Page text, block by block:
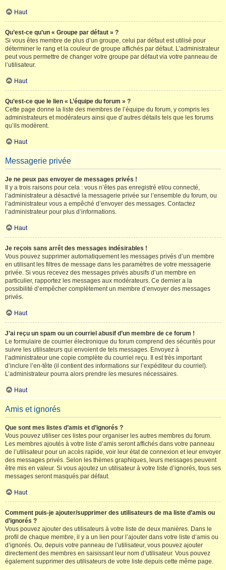
Haut
Qu’est-ce qu’un « Groupe par défaut » ?
Si vous êtes membre de plus d’un groupe, celui par défaut est utilisé pour
déterminer le rang et la couleur de groupe affichés par défaut. L’administrateur
peut vous permettre de changer votre groupe par défaut via votre panneau de
l’utilisateur.
Haut
Qu’est-ce que le lien « L’équipe du forum » ?
Cette page donne la liste des membres de l’équipe du forum, y compris les
administrateurs et modérateurs ainsi que d’autres détails tels que les forums
qu’ils modèrent.
Haut
Messagerie privée
Je ne peux pas envoyer de messages privés !
Il y a trois raisons pour cela : vous n’êtes pas enregistré et/ou connecté,
l’administrateur a désactivé la messagerie privée sur l’ensemble du forum, ou
l’administrateur vous a empêché d’envoyer des messages. Contactez
l’administrateur pour plus d’informations.
Haut
Je reçois sans arrêt des messages indésirables !
Vous pouvez supprimer automatiquement les messages privés d’un membre
en utilisant les filtres de message dans les paramètres de votre messagerie
privée. Si vous recevez des messages privés abusifs d’un membre en
particulier, rapportez les messages aux modérateurs. Ce dernier a la
possibilité d’empêcher complètement un membre d’envoyer des messages
privés.
Haut
J’ai reçu un spam ou un courriel abusif d’un membre de ce forum !
Le formulaire de courrier électronique du forum comprend des sécurités pour
suivre les utilisateurs qui envoient de tels messages. Envoyez à
l’administrateur une copie complète du courriel reçu. Il est très important
d’inclure l’en-tête (il contient des informations sur l’expéditeur du courriel).
L’administrateur pourra alors prendre les mesures nécessaires.
Haut
Amis et ignorés
Que sont mes listes d’amis et d’ignorés ?
Vous pouvez utiliser ces listes pour organiser les autres membres du forum.
Les membres ajoutés à votre liste d’amis seront affichés dans votre panneau
de l’utilisateur pour un accès rapide, voir leur état de connexion et leur envoyer
des messages privés. Selon les thèmes graphiques, leurs messages peuvent
être mis en valeur. Si vous ajoutez un utilisateur à votre liste d’ignorés, tous ses
messages seront masqués par défaut.
Haut
Comment puis-je ajouter/supprimer des utilisateurs de ma liste d’amis ou
d’ignorés ?
Vous pouvez ajouter des utilisateurs à votre liste de deux manières. Dans le
profil de chaque membre, il y a un lien pour l’ajouter dans votre liste d’amis ou
d’ignorés. Ou, depuis votre panneau de l’utilisateur, vous pouvez ajouter
directement des membres en saisissant leur nom d’utilisateur. Vous pouvez
également supprimer des utilisateurs de votre liste depuis cette même page.